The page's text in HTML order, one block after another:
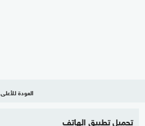
العودة للأعلى
تحميل تطبيق الهاتف